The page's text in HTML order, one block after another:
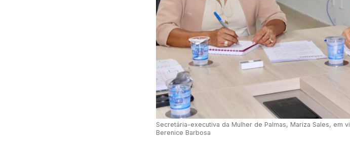
Secretária-executiva da Mulher de Palmas, Mariza Sales, em
Berenice Barbosa